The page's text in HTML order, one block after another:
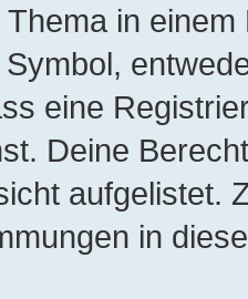
in
eine
Deine
aufgelistet.
in